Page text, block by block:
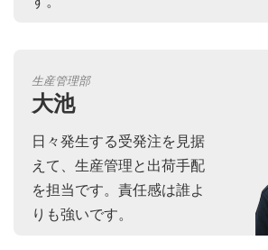
生産管理部
大池
日々発生する受発注を見据
えて、生産管理と出荷手配
を担当です。責任感は誰よ
りも強いです。